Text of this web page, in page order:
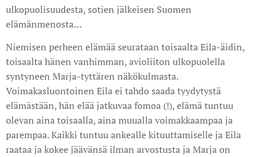
ulkopuolisuudesta, sotien jälkeisen Suomen
elämänmenosta…
Niemisen perheen elämää seurataan toisaalta Eila-äidin,
toisaalta hänen vanhimman, avioliiton ulkopuolella
syntyneen Marja-tyttären näkökulmasta.
Voimakasluontoinen Eila ei tahdo saada tyydytystä
elämästään, hän elää jatkuvaa fomoa (!), elämä tuntuu
olevan aina toisaalla, aina muualla voimakkaampaa ja
parempaa. Kaikki tuntuu ankealle kituuttamiselle ja Eila
raataa ja kokee jäävänsä ilman arvostusta ja Marja on